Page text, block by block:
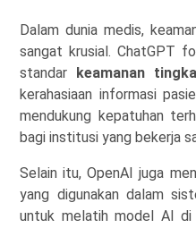
Dalam dunia medis,
sangat krusial. ChatGPT
standar
keamanan
kerahasiaan informasi
mendukung kepatuhan
bagi institusi yang bekerja
Selain itu, OpenAI juga
yang digunakan dalam
untuk melatih model AI di